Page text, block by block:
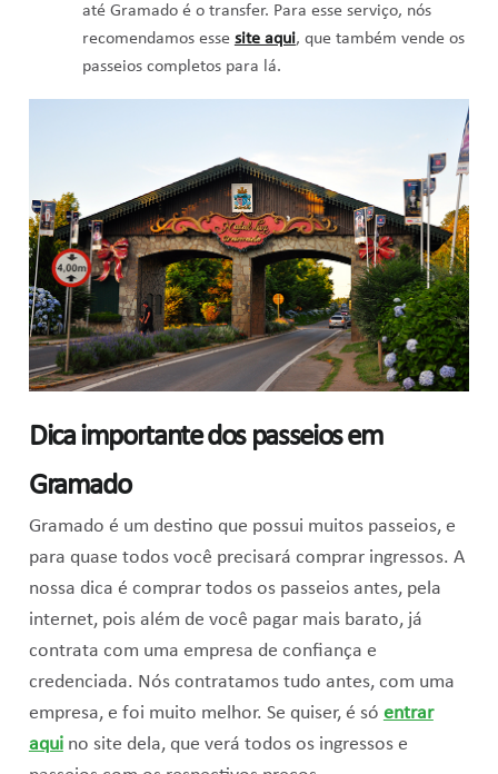
até Gramado é o transfer. Para esse serviço, nós
recomendamos esse site aqui, que também vende os
passeios completos para lá.
Dica importante dos passeios em
Gramado
Gramado é um destino que possui muitos passeios, e
para quase todos você precisará comprar ingressos. A
nossa dica é comprar todos os passeios antes, pela
internet, pois além de você pagar mais barato, já
contrata com uma empresa de confiança e
credenciada. Nós contratamos tudo antes, com uma
empresa, e foi muito melhor. Se quiser, é só entrar
aquino site dela, que verá todos os ingressos e